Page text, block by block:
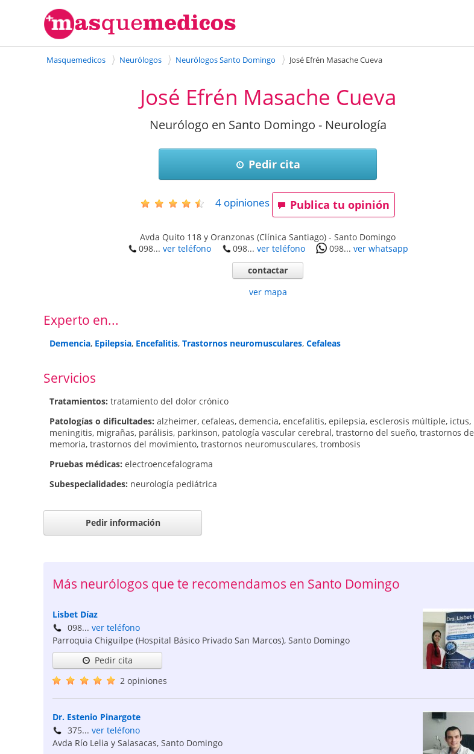
Masquemedicos Neurólogos Neurólogos Santo Domingo José Efrén Masache Cueva
José Efrén Masache Cueva
Neurólogo en Santo Domingo - Neurología
Pedir cita
4opiniones Publica tu opinión
Avda Quito 118 y Oranzonas (Clínica Santiago) - Santo Domingo
098... ver teléfono 098... ver teléfono 098... ver whatsapp
contactar
ver mapa
Experto en...
Demencia, Epilepsia, Encefalitis, Trastornos neuromusculares, Cefaleas
Servicios
Tratamientos: tratamiento del dolor crónico
Patologí­as o dificultades: alzheimer, cefaleas, demencia, encefalitis, epilepsia, esclerosis múltiple, ictus,
meningitis, migrañas, parálisis, parkinson, patología vascular cerebral, trastorno del sueño, trastornos de
memoria, trastornos del movimiento, trastornos neuromusculares, trombosis
Pruebas médicas: electroencefalograma
Subespecialidades: neurología pediátrica
Pedir información
Más neurólogos que te recomendamos en Santo Domingo
Lisbet Díaz
098... ver teléfono
Parroquia Chiguilpe (Hospital Básico Privado San Marcos), Santo Domingo
Pedir cita
2 opiniones
Dr. Estenio Pinargote
375... ver teléfono
Avda Río Lelia y Salasacas, Santo Domingo